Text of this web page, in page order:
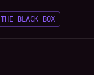
THE BLACK BOX